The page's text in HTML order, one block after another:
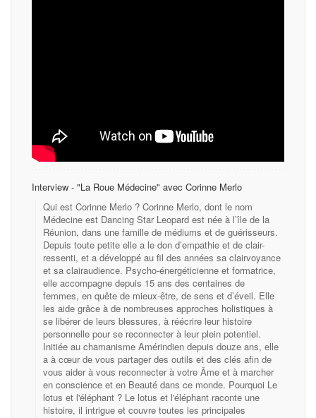
Interview - "La Roue Médecine" avec Corinne Merlo
Qui est Corinne Merlo ? Corinne Merlo, dont le nom
Médecine est Dancing Star Leopard est née à l’île de la
Réunion, dans une famille de médiums et de guérisseurs.
Depuis toute petite elle a le don d’empathie et de clair-
ressenti, et a développé au fil des années sa clairvoyance
et sa clairaudience. Psycho-énergéticienne et formatrice,
elle accompagne depuis 15 ans des centaines de
femmes, en quête de mieux-être, de sens et d’éveil. Elle
les aide grâce à de nombreuses approches holistiques à
se libérer de leurs blessures, à réécrire leur histoire
personnelle pour se reconnecter à leur plein potentiel.
Initiée au chamanisme Amérindien depuis douze ans, elle
a à cœur de vous partager des outils et des clés afin de
vous aider à vous reconnecter à votre Âme et à marcher
en conscience et en Beauté dans ce monde. Pourquoi Le
lotus et l'éléphant ? Le lotus et l'éléphant raconte une
histoire, il intrigue et couvre toutes les principales